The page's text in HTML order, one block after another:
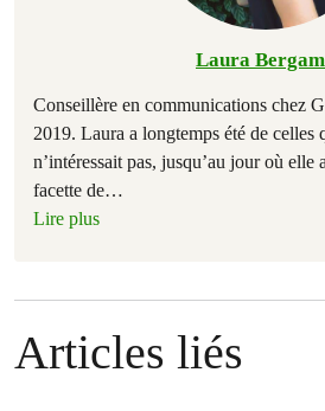
Laura
Conseillère en communications chez
2019. Laura a longtemps été de celles
n’intéressait pas, jusqu’au jour où elle
facette de…
Lire plus
Articles liés